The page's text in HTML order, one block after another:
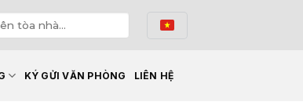
KÝ GỬI VĂN PHÒNG LIÊN HỆ